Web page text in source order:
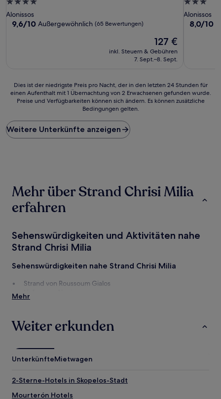
Sterne-
Unterkunft
Alonissos
9.6
9,6/10 Außergewöhnlich (65 Bewertungen)
Der
Preis
beträgt
127 €
inkl. Steuern & Gebühren
7. Sept.–8. Sept.
Sterne-
Alonissos
8.0
8,0/10
Dies
ist
Preis
pro
Nacht,
für
Aufenthalt
von
2 Erwachsenen
wurde.
können
Bedingungen
gelten.
Dies ist der niedrigste Preis pro Nacht, der in den letzten 24 Stunden für
einen Aufenthalt mit 1 Übernachtung von 2 Erwachsenen gefunden wurde.
Preise und Verfügbarkeiten können sich ändern. Es können zusätzliche
Bedingungen gelten.
Weitere Unterkünfte anzeigen
Mehr über Strand Chrisi Milia
erfahren
Sehenswürdigkeiten und Aktivitäten nahe
Strand Chrisi Milia
Sehenswürdigkeiten nahe Strand Chrisi Milia
Strand von Roussoum Gialos
Hafen von Alonissos
Hafen von Patitiri
Kostas und Angela Mavrikis Museum von Alonissos
Bakratsa-Museum
Mehr
Weiter erkunden
UnterkünfteMietwagen
2-Sterne-Hotels in Skopelos-Stadt
Mourterón Hotels